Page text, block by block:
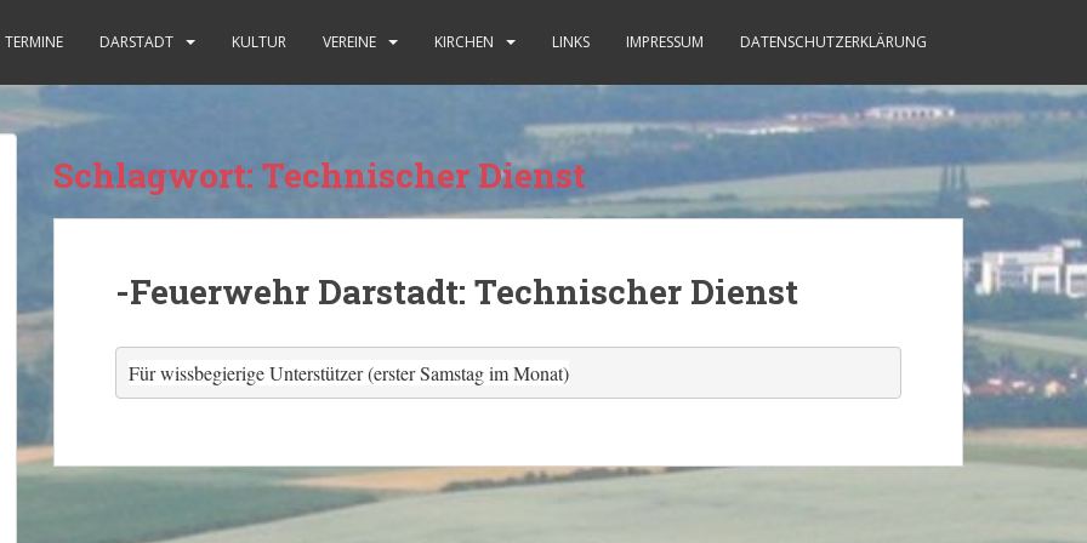
TERMINE DARSTADT KULTUR VEREINE KIRCHEN LINKS IMPRESSUM DATENSCHUTZERKLÄRUNG
Schlagwort: Technischer Dienst
-Feuerwehr Darstadt: Technischer Dienst
Für wissbegierige Unterstützer (erster Samstag im Monat)